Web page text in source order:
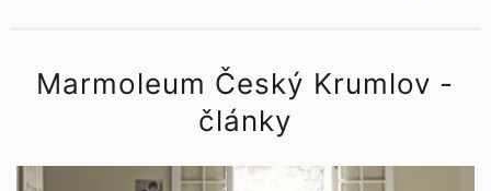
podlah. Prodej a montáže dveří.
Marmoleum Český Krumlov -
články